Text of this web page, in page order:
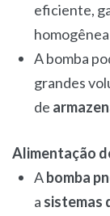
eficiente,
A bomba
grandes
de
Alimentação
Abomba
a sistemas